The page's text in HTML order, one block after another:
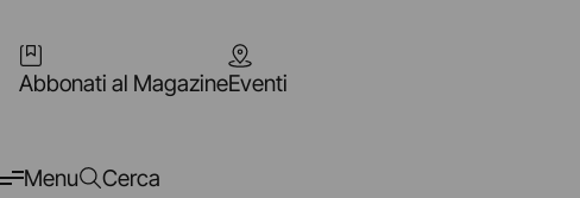
Abbonati al MagazineEventi
Menu Cerca